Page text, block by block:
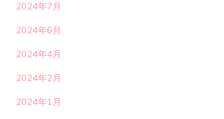
2024年7月
2024年6月
2024年4月
2024年2月
2024年1月